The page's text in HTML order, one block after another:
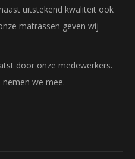
uitstekend kwaliteit ook
matrassen geven wij
door onze medewerkers.
we mee.